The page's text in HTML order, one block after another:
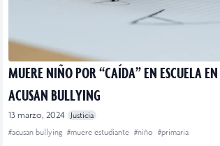
MUERE NIÑO POR “CAÍDA” EN ESCUELA
ACUSAN BULLYING
13 marzo, 2024
Justicia
#acusan bullying #muere estudiante #niño #primaria